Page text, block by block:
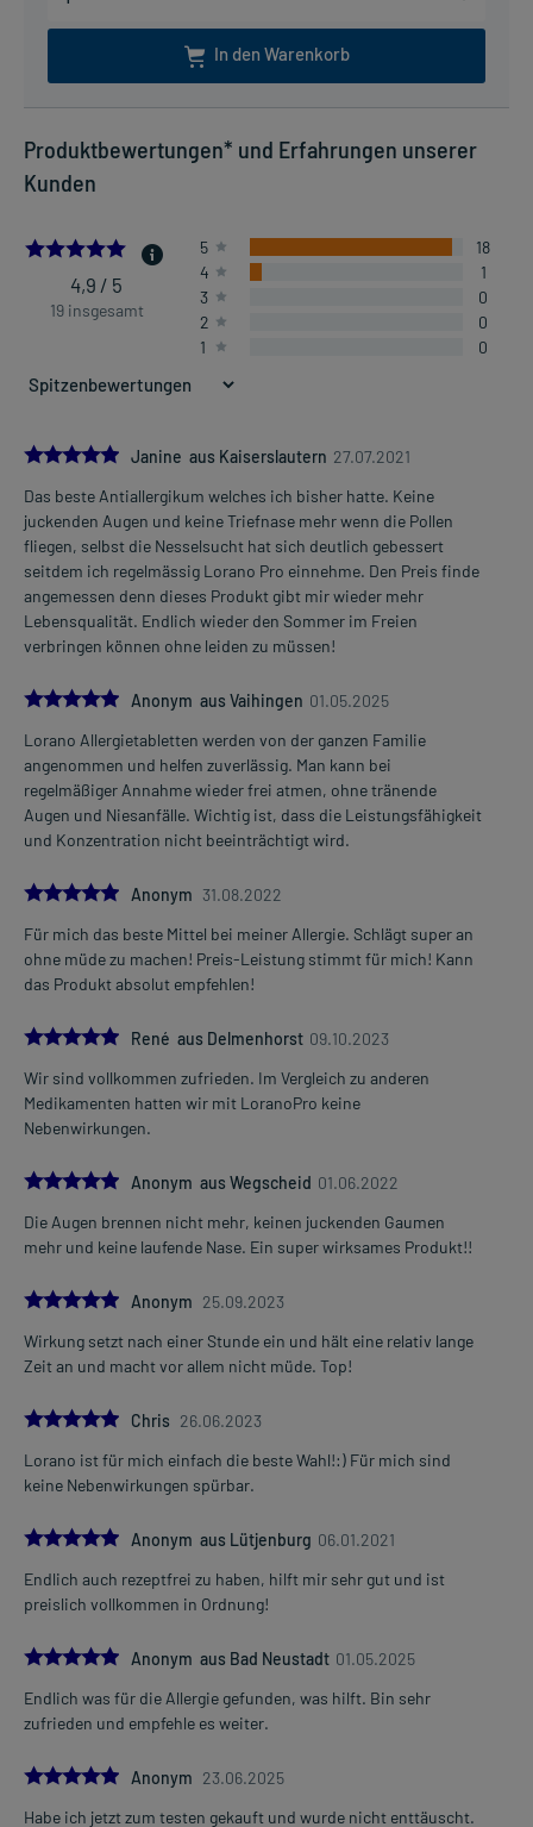
In den Warenkorb
Produktbewertungen* und Erfahrungen unserer
Kunden
4.947368421052632
4,9 / 5
19 insgesamt
5
18
4
1
3
0
2
0
1
0
5.0
Janine aus Kaiserslautern 27.07.2021
Das beste Antiallergikum welches ich bisher hatte. Keine
juckenden Augen und keine Triefnase mehr wenn die Pollen
fliegen, selbst die Nesselsucht hat sich deutlich gebessert
seitdem ich regelmässig Lorano Pro einnehme. Den Preis finde
angemessen denn dieses Produkt gibt mir wieder mehr
Lebensqualität. Endlich wieder den Sommer im Freien
verbringen können ohne leiden zu müssen!
5.0Anonym aus Vaihingen 01.05.2025
Lorano Allergietabletten werden von der ganzen Familie
angenommen und helfen zuverlässig. Man kann bei
regelmäßiger Annahme wieder frei atmen, ohne tränende
Augen und Niesanfälle. Wichtig ist, dass die Leistungsfähigkeit
und Konzentration nicht beeinträchtigt wird.
5.0Anonym 31.08.2022
Für mich das beste Mittel bei meiner Allergie. Schlägt super an
ohne müde zu machen! Preis-Leistung stimmt für mich! Kann
das Produkt absolut empfehlen!
5.0
René aus Delmenhorst 09.10.2023
Wir sind vollkommen zufrieden. Im Vergleich zu anderen
Medikamenten hatten wir mit LoranoPro keine
Nebenwirkungen.
5.0Anonym aus Wegscheid 01.06.2022
Die Augen brennen nicht mehr, keinen juckenden Gaumen
mehr und keine laufende Nase. Ein super wirksames Produkt!!
5.0Anonym 25.09.2023
Wirkung setzt nach einer Stunde ein und hält eine relativ lange
Zeit an und macht vor allem nicht müde. Top!
5.0
Chris 26.06.2023
Lorano ist für mich einfach die beste Wahl!:) Für mich sind
keine Nebenwirkungen spürbar.
5.0Anonym aus Lütjenburg 06.01.2021
Endlich auch rezeptfrei zu haben, hilft mir sehr gut und ist
preislich vollkommen in Ordnung!
5.0Anonym aus Bad Neustadt 01.05.2025
Endlich was für die Allergie gefunden, was hilft. Bin sehr
zufrieden und empfehle es weiter.
5.0Anonym 23.06.2025
Habe ich jetzt zum testen gekauft und wurde nicht enttäuscht.